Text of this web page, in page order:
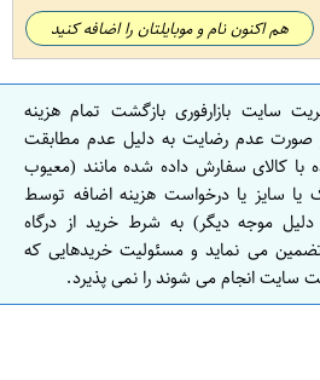
هم اکنون نام و موبایلتان را اضافه کنید
سایت بازارفوری بازگشت تمام هزینه
صورت عدم رضایت به دلیل عدم مطابقت
با کالای سفارش داده شده مانند (معیوب
یا سایز یا درخواست هزینه اضافه توسط
موجه دیگر) به شرط خرید از درگاه
می نماید و مسئولیت خریدهایی که
سایت انجام می شوند را نمی پذیرد.